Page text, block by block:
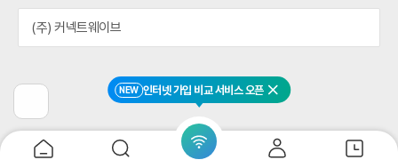
NEW 인터넷 가입 비교 서비스 오픈 닫기
전
페
이
지
(주) 커넥트웨이브